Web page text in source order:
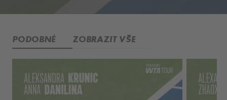
PODOBNÉ ZOBRAZIT VŠE